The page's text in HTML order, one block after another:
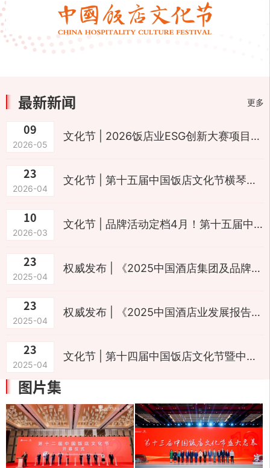
最新新闻 更多
09
2026-05
文化节 | 2026饭店业ESG创新大赛项目征集正式启动！以赛促试・供需对接・落地见效，共创饭店业ESG新价值
23
2026-04
文化节 | 第十五届中国饭店文化节横琴开幕！共绘住宿餐饮业 “十五五” 高质量发展新蓝图
10
2026-03
文化节 | 品牌活动定档4月！第十五届中国饭店文化节重磅开启
23
2025-04
权威发布 | 《2025中国酒店集团及品牌发展报告》：解析行业新格局，引领品牌创新
23
2025-04
权威发布 | 《2025中国酒店业发展报告》：在周期性规律中把握机会
23
2025-04
文化节 | 第十四届中国饭店文化节暨中国饭店业高质量发展大会开幕
图片集